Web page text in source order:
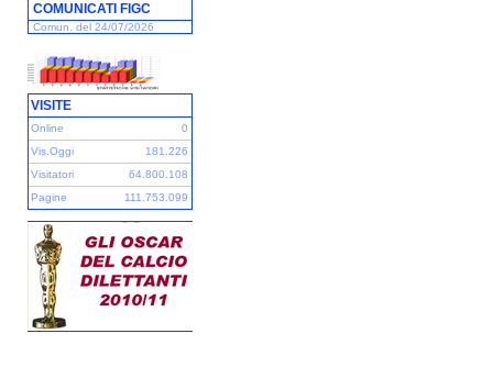
COMUNICATI FIGC
Comun. del 24/07/2026
VISITE
Online
0
Vis.Oggi
181.226
Visitatori
64.800.108
Pagine
111.753.099